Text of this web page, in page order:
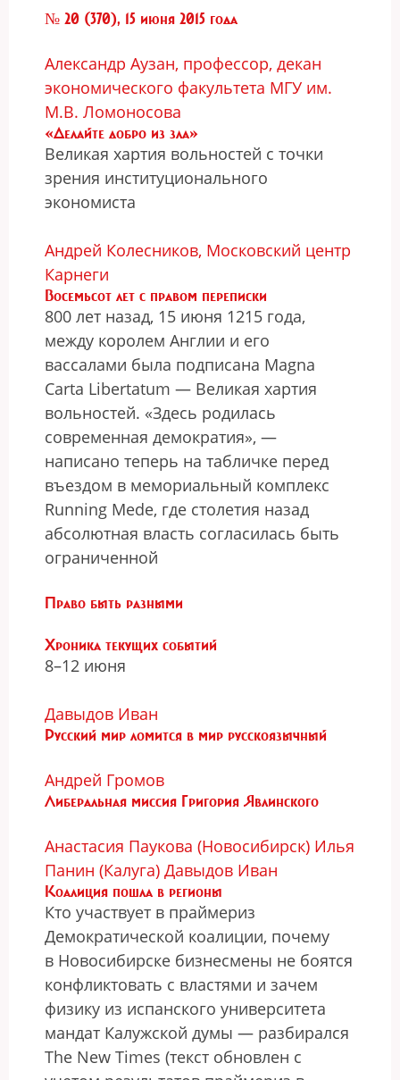
№ 20 (370), 15 июня 2015 года
Александр Аузан, профессор, декан
экономического факультета МГУ им.
М.В. Ломоносова
«Делайте добро из зла»
Великая хартия вольностей с точки
зрения институционального
экономиста
Андрей Колесников, Московский центр
Карнеги
Восемьсот лет с правом переписки
800 лет назад, 15 июня 1215 года,
между королем Англии и его
вассалами была подписана Magna
Carta Libertatum — Великая хартия
вольностей. «Здесь родилась
современная демократия», —
написано теперь на табличке перед
въездом в мемориальный комплекс
Running Mede, где столетия назад
абсолютная власть согласилась быть
ограниченной
Право быть разными
Хроника текущих событий
8–12 июня
Давыдов Иван
Русский мир ломится в мир русскоязычный
Андрей Громов
Либеральная миссия Григория Явлинского
Анастасия Паукова (Новосибирск) Илья
Панин (Калуга) Давыдов Иван
Коалиция пошла в регионы
Кто участвует в праймериз
Демократической коалиции, почему
в Новосибирске бизнесмены не боятся
конфликтовать с властями и зачем
физику из испанского университета
мандат Калужской думы — разбирался
The New Times (текст обновлен с